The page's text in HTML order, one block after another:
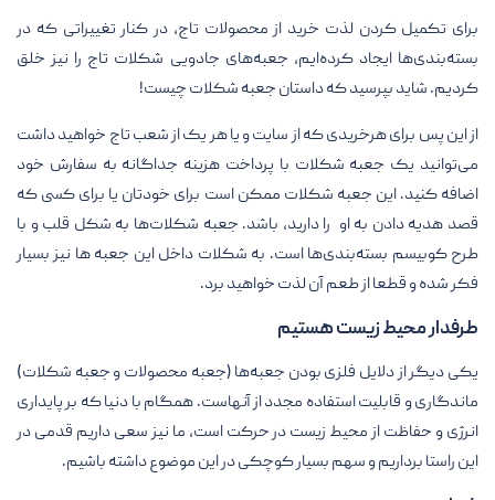
برای تکمیل کردن لذت خرید از محصولات تاج، در کنار تغییراتی که در
بسته‌بندی‌ها ایجاد کرده‌ایم، جعبه‌های جادویی شکلات تاج را نیز خلق
کردیم. شاید بپرسید که داستان جعبه شکلات چیست!
از این پس برای هرخریدی که از سایت و یا هر یک از شعب تاج خواهید داشت
می‌توانید یک جعبه شکلات با پرداخت هزینه جداگانه به سفارش خود
اضافه کنید. این جعبه شکلات ممکن است برای خودتان یا برای کسی که
قصد هدیه دادن به او را دارید، باشد. جعبه شکلات‌ها به شکل قلب و با
طرح کوبیسم بسته‌بندی‌ها است. به شکلات داخل این جعبه ها نیز بسیار
فکر شده و قطعا از طعم آن لذت خواهید برد.
طرفدار محیط زیست هستیم
یکی دیگر از دلایل فلزی بودن جعبه‌ها (جعبه محصولات و جعبه شکلات)
ماندگاری و قابلیت استفاده مجدد از آنهاست. همگام با دنیا که بر پایداری
انرژی و حفاظت از محیط زیست در حرکت است، ما نیز سعی داریم قدمی در
این راستا برداریم و سهم بسیار کوچکی در این موضوع داشته باشیم.